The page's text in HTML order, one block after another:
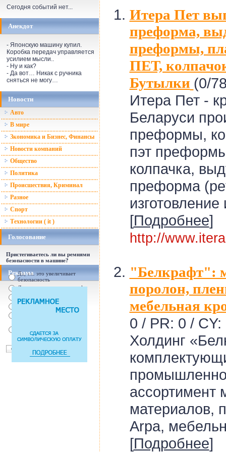
Сегодня событий нет...
Анекдот
- Японскую машину купил.
Коробка передач управляется
усилием мысли..
- Ну и как?
- Да вот… Никак с ручника
сняться не могу…
Новости
Авто
В мире
Зкономика и Бизнес, Финансы
Новости компаний
Общество
Политика
Происшествия, Криминал
Разное
Спорт
Технологии ( it )
Голосование
Пристегиваетесь ли вы ремнями
безопасности в машине?
Да, т.к. это увеличивает
безопасность
Да, т.к. увеличились штрафы
Нет, с ремнем не удобно
Нет, Я уверен в себе
пристегива
Реклама
Итера Пет
преформа,
преформы,
ПЕТ,
Бутылки (0/
Итера Пет -
Беларуси
преформы,
пэт
колпачка,
преформа
[Подробнее]
http://
"Белкрафт":
поролон,
мебельная
0 / PR: 0 / CY:
Холдинг
ассортимент
материалов,
Arpa,
[Подробнее]